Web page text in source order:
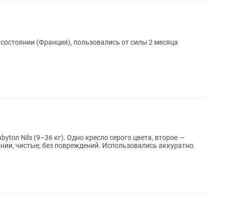
(Франция), пользовались от силы 2 месяца
кресло серого цвета, второе —
чистые, без повреждений. Использовались аккуратно.